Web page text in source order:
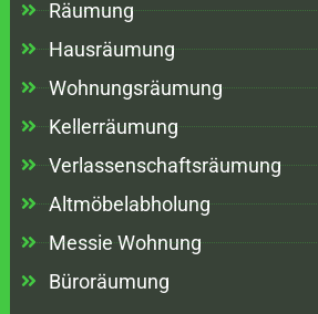
Räumung
Hausräumung
Wohnungsräumung
Kellerräumung
Verlassenschaftsräumung
Altmöbelabholung
Messie Wohnung
Büroräumung